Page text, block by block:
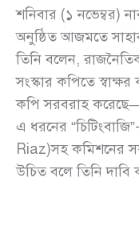
শনিবার (১ নভেম্বর)
অনুষ্ঠিত আজমতে
তিনি বলেন,
সংস্কার কপিতে
কপি সরবরাহ
এ ধরনের
Riaz)সহ কমিশনের
উচিত বলে তিনি দাবি